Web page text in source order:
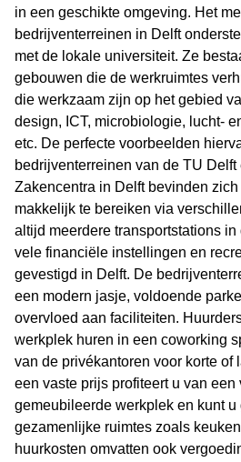
in een geschikte omgeving. Het
bedrijventerreinen in Delft
met de lokale universiteit. Ze
gebouwen die de werkruimtes
die werkzaam zijn op het gebied
design, ICT, microbiologie, lucht-
etc. De perfecte voorbeelden
bedrijventerreinen van de TU Delft
Zakencentra in Delft bevinden
makkelijk te bereiken via
altijd meerdere transportstations
vele financiële instellingen en
gevestigd in Delft. De
een modern jasje, voldoende
overvloed aan faciliteiten.
werkplek huren in een coworking
van de privékantoren voor korte of
een vaste prijs profiteert u van
gemeubileerde werkplek en kunt u
gezamenlijke ruimtes zoals
huurkosten omvatten ook